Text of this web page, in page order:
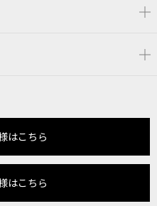
はこちら
はこちら